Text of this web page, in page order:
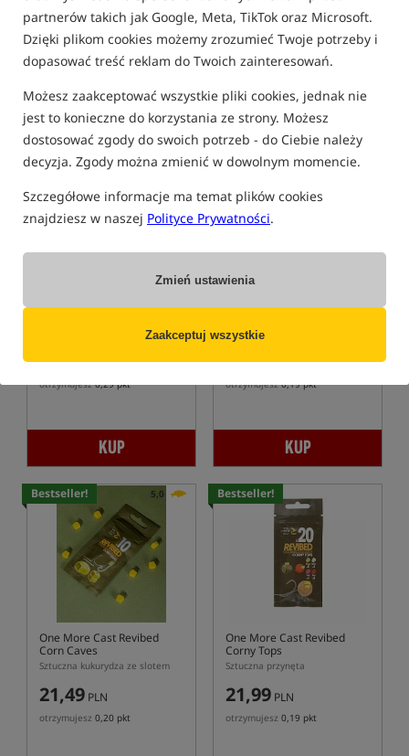
partnerów takich jak Google, Meta, TikTok oraz Microsoft.
Dzięki plikom cookies możemy zrozumieć Twoje potrzeby i
dopasować treść reklam do Twoich zainteresowań.
Możesz zaakceptować wszystkie pliki cookies, jednak nie
jest to konieczne do korzystania ze strony. Możesz
dostosować zgody do swoich potrzeb - do Ciebie należy
decyzja. Zgody można zmienić w dowolnym momencie.
Szczegółowe informacje ma temat plików cookies
znajdziesz w naszej Polityce Prywatności.
Zmień ustawienia
Zaakceptuj wszystkie
FILTRUJ
ONE MORE CAST
Bestseller! 5,0
One More Cast Revibed
Imitacja ślimaków wodnych
32,99PLN
otrzymujesz0,29 pkt
KUP
Bestseller! 5,0
One More Cast Revibed
Sztuczny pellet ze slotem
21,49PLN
otrzymujesz0,19 pkt
KUP
Bestseller! 5,0
One More Cast Revibed
Corn Caves
Sztuczna kukurydza ze slotem
21,49 PLN
otrzymujesz 0,20 pkt
Bestseller!
One More Cast Revibed
Corny Tops
Sztuczna przynęta
21,99 PLN
otrzymujesz 0,19 pkt